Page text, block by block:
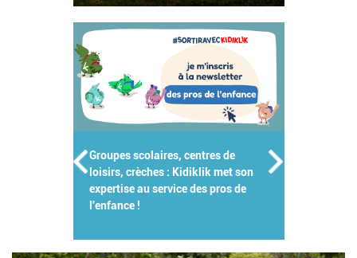
Groupes scolaires, centres de
loisirs, crèches : Kidiklik met son
expertise au service des pros de
l'enfance !